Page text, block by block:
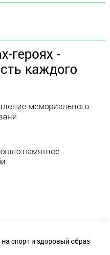
спорт и здоровый образ
героях -
каждого
мемориального
памятное